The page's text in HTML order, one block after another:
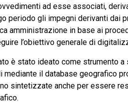
ad esse associati,
periodo gli impegni derivanti dai
amministrazione in base ai
l’obiettivo generale di
è stato ideato come strumento
mediante il database geografico
sintetizzate anche per essere